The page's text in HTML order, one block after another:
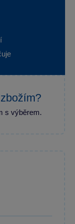
s výběrem.